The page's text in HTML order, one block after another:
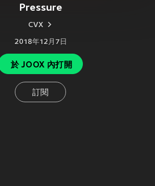
Pressure
CVX
2018年12月7日
於 JOOX 內打開
訂閱